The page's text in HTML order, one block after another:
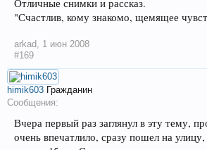
Отличные снимки и рассказ.
"Счастлив, кому знакомо, щемящее
arkad, 1 июн 2008
#169
himik603 Гражданин
Сообщения:
Вчера первый раз заглянул в эту тему,
очень впечатлило, сразу пошел на